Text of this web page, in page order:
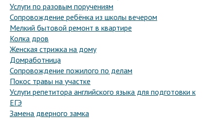
Услуги по разовым поручениям
Сопровождение ребёнка из школы вечером
Мелкий бытовой ремонт в квартире
Колка дров
Женская стрижка на дому
Домработница
Сопровождение пожилого по делам
Покос травы на участке
Услуги репетитора английского языка для подготовки к
ЕГЭ
Замена дверного замка